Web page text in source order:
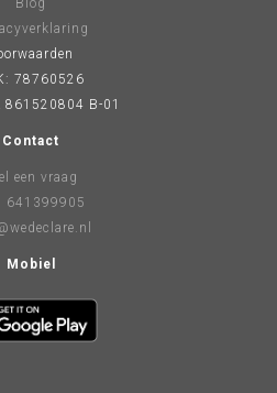
Blog
78760526
861520804 B-01
Contact
een vraag
641399905
Mobiel